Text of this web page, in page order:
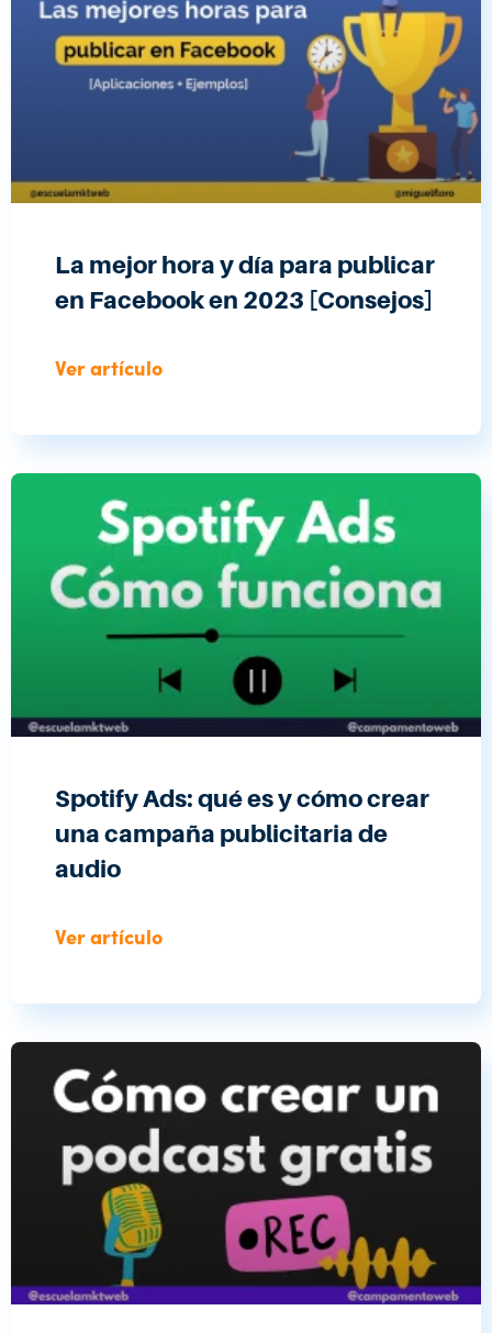
La mejor hora y día para publicar
en Facebook en 2023 [Consejos]
Ver artículo
Spotify Ads: qué es y cómo crear
una campaña publicitaria de
audio
Ver artículo